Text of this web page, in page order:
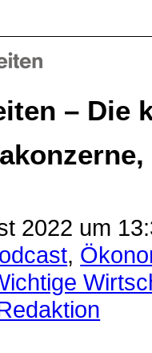
– Die
2022 um
,